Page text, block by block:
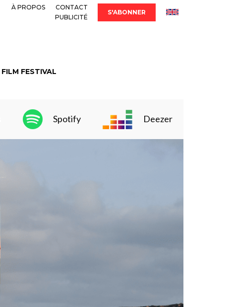
À PROPOS
CONTACT
PUBLICITÉ
S'ABONNER
FILM FESTIVAL
Spotify Deezer